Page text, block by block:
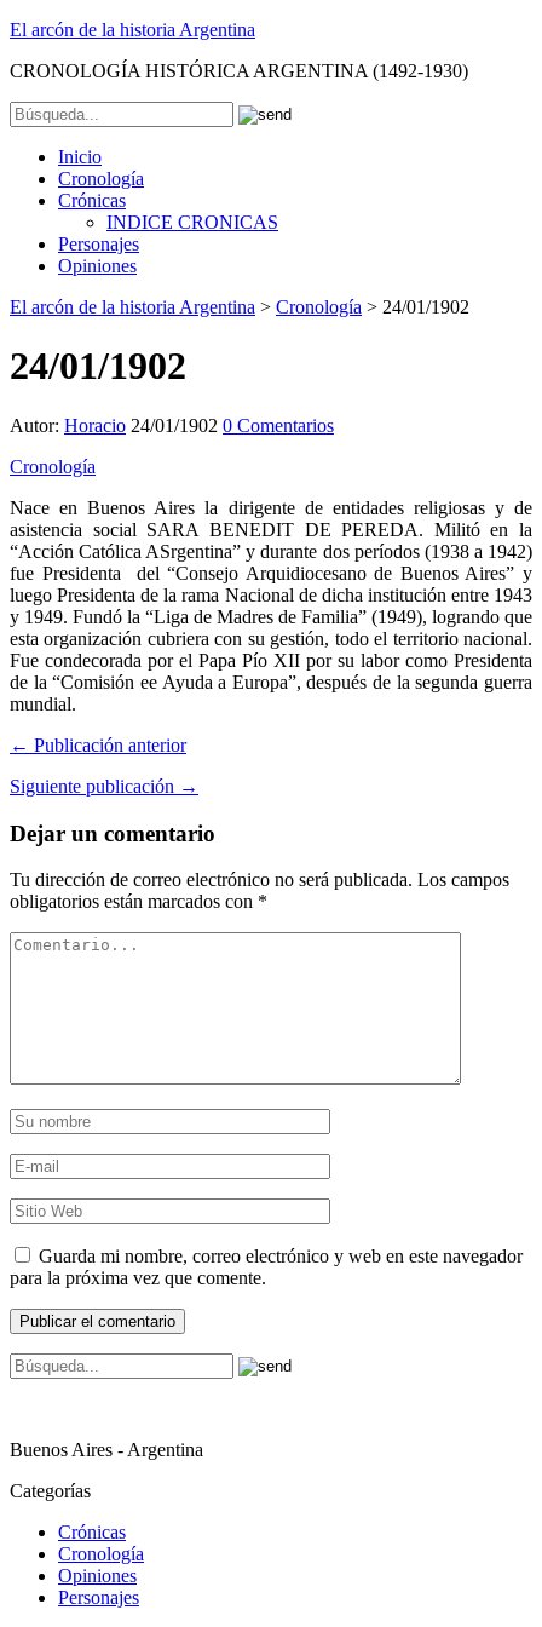
El arcón de la historia Argentina
CRONOLOGÍA HISTÓRICA ARGENTINA (1492-1930)
Inicio
Cronología
Crónicas
INDICE CRONICAS
Personajes
Opiniones
El arcón de la historia Argentina > Cronología > 24/01/1902
24/01/1902
Autor: Horacio 24/01/1902 0 Comentarios
Cronología
Nace en Buenos Aires la dirigente de entidades religiosas y de
asistencia social SARA BENEDIT DE PEREDA. Militó en la
“Acción Católica ASrgentina” y durante dos períodos (1938 a 1942)
fue Presidenta del “Consejo Arquidiocesano de Buenos Aires” y
luego Presidenta de la rama Nacional de dicha institución entre 1943
y 1949. Fundó la “Liga de Madres de Familia” (1949), logrando que
esta organización cubriera con su gestión, todo el territorio nacional.
Fue condecorada por el Papa Pío XII por su labor como Presidenta
de la “Comisión ee Ayuda a Europa”, después de la segunda guerra
mundial.
← Publicación anterior
Siguiente publicación →
Dejar un comentario
Tu dirección de correo electrónico no será publicada. Los campos
obligatorios están marcados con *
Guarda mi nombre, correo electrónico y web en este navegador
para la próxima vez que comente.
Buenos Aires - Argentina
Categorías
Crónicas
Cronología
Opiniones
Personajes